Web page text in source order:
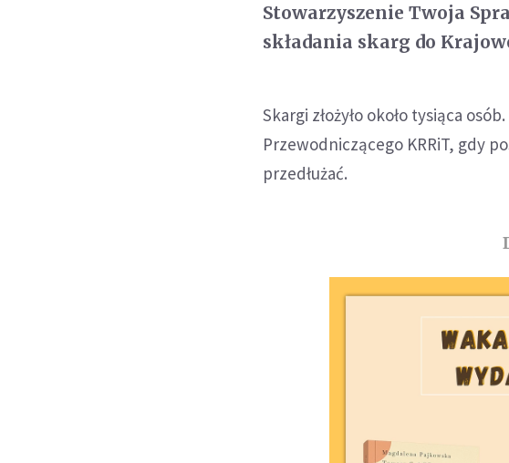
Stowarzyszenie Twoja
składania skarg do
Skargi złożyło około tysiąca
Przewodniczącego KRRiT, gdy
przedłużać.